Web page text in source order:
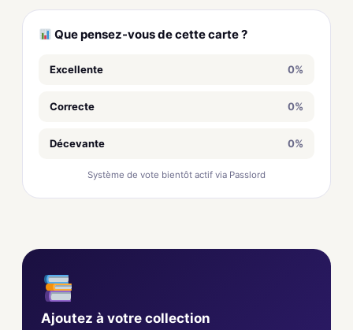
Que pensez-vous de cette carte ?
Excellente 0%
Correcte 0%
Décevante 0%
Système de vote bientôt actif via Passlord
Ajoutez à votre collection